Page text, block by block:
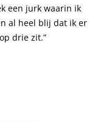
een jurk waarin ik
al heel blij dat ik er
drie zit.”